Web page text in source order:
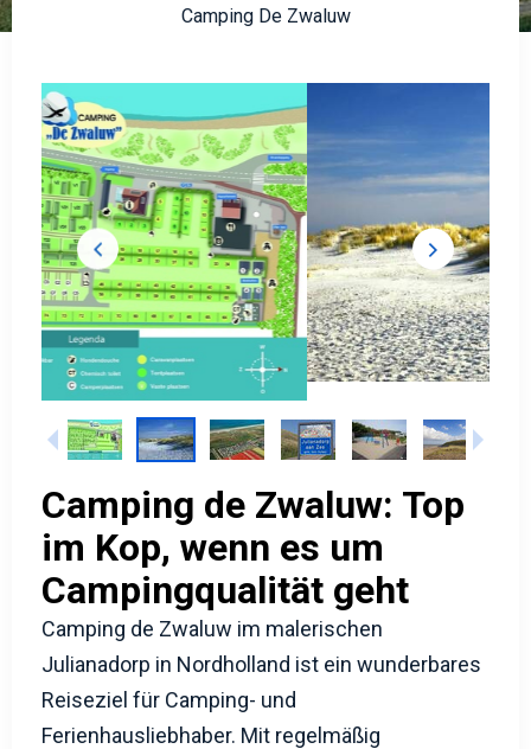
Camping De Zwaluw
Camping de Zwaluw: Top
im Kop, wenn es um
Campingqualität geht
Camping de Zwaluw im malerischen
Julianadorp in Nordholland ist ein wunderbares
Reiseziel für Camping- und
Ferienhausliebhaber. Mit regelmäßig